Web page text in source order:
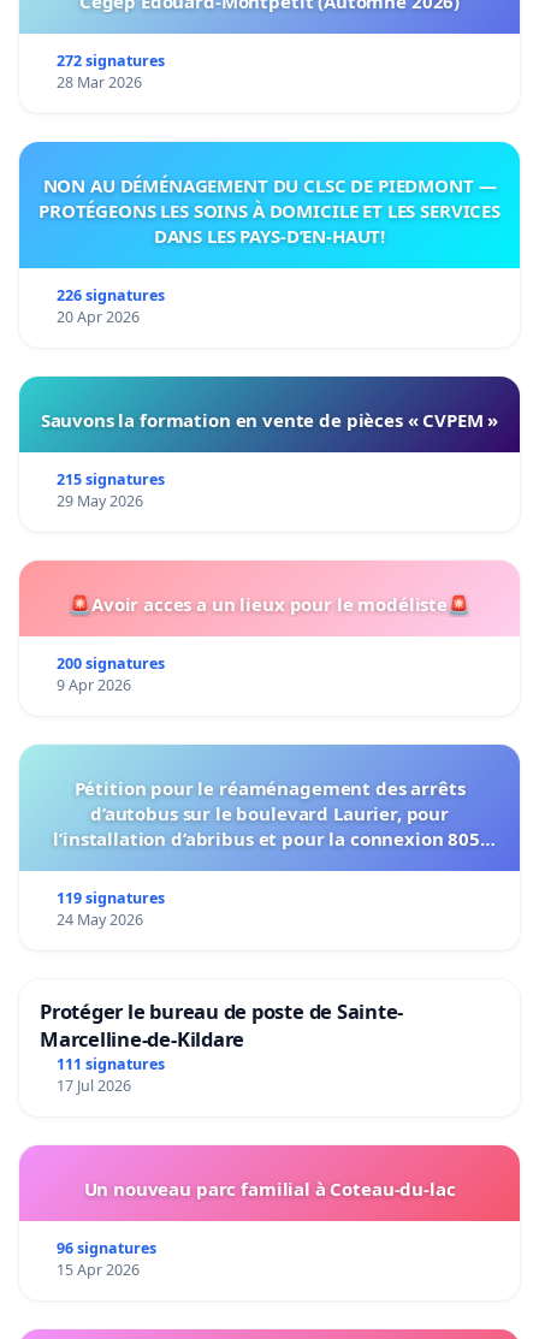
272 signatures
28 Mar 2026
NON AU DÉMÉNAGEMENT DU CLSC DE PIEDMONT —
PROTÉGEONS LES SOINS À DOMICILE ET LES SERVICES
DANS LES PAYS-D’EN-HAUT!
226 signatures
20 Apr 2026
Sauvons la formation en vente de pièces « CVPEM »
215 signatures
29 May 2026
🚨Avoir acces a un lieux pour le modéliste🚨
200 signatures
9 Apr 2026
Pétition pour le réaménagement des arrêts
d’autobus sur le boulevard Laurier, pour
l’installation d’abribus et pour la connexion 805-
119 signatures
24 May 2026
Protéger le bureau de poste de Sainte-
Marcelline-de-Kildare
111 signatures
17 Jul 2026
Un nouveau parc familial à Coteau-du-lac
96 signatures
15 Apr 2026